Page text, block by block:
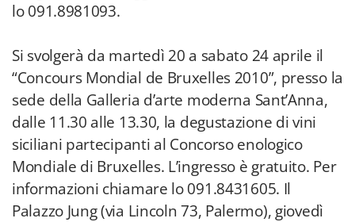
lo 091.8981093.
Si svolgerà da martedì 20 a sabato 24 aprile il
“Concours Mondial de Bruxelles 2010”, presso la
sede della Galleria d’arte moderna Sant’Anna,
dalle 11.30 alle 13.30, la degustazione di vini
siciliani partecipanti al Concorso enologico
Mondiale di Bruxelles. L’ingresso è gratuito. Per
informazioni chiamare lo 091.8431605. Il
Palazzo Jung (via Lincoln 73, Palermo), giovedì